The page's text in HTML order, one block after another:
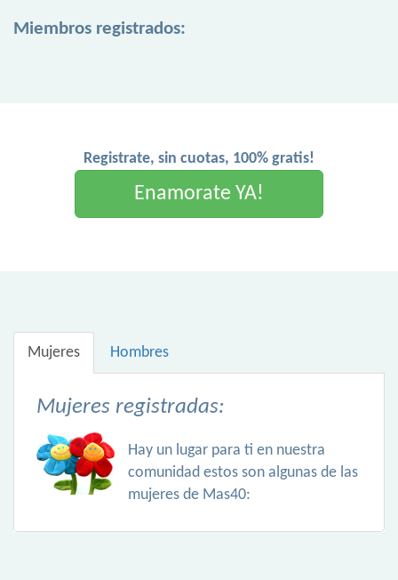
Miembros registrados:
Registrate, sin cuotas, 100% gratis!
Enamorate YA!
Mujeres Hombres
Mujeres registradas:
Hay un lugar para ti en nuestra
comunidad estos son algunas de las
mujeres de Mas40: